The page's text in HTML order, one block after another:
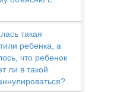
такая
ребенка, а
что ребенок
ли в такой